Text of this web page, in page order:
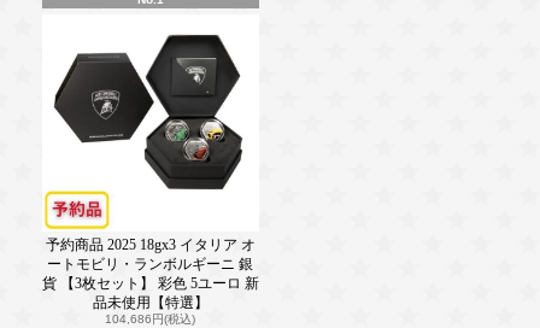
予約商品 2025 18gx3 イタリア オ
ートモビリ・ランボルギーニ 銀
貨 【3枚セット】 彩色 5ユーロ 新
品未使用【特選】
104,686円(税込)